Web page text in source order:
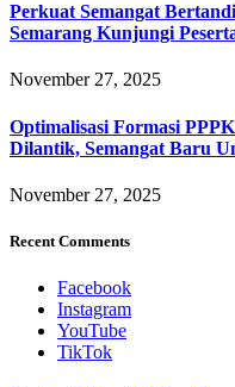
Perkuat Semangat
Semarang Kunjungi
November 27, 2025
Optimalisasi Formasi
Dilantik, Semangat Baru
November 27, 2025
Recent Comments
Facebook
Instagram
YouTube
TikTok